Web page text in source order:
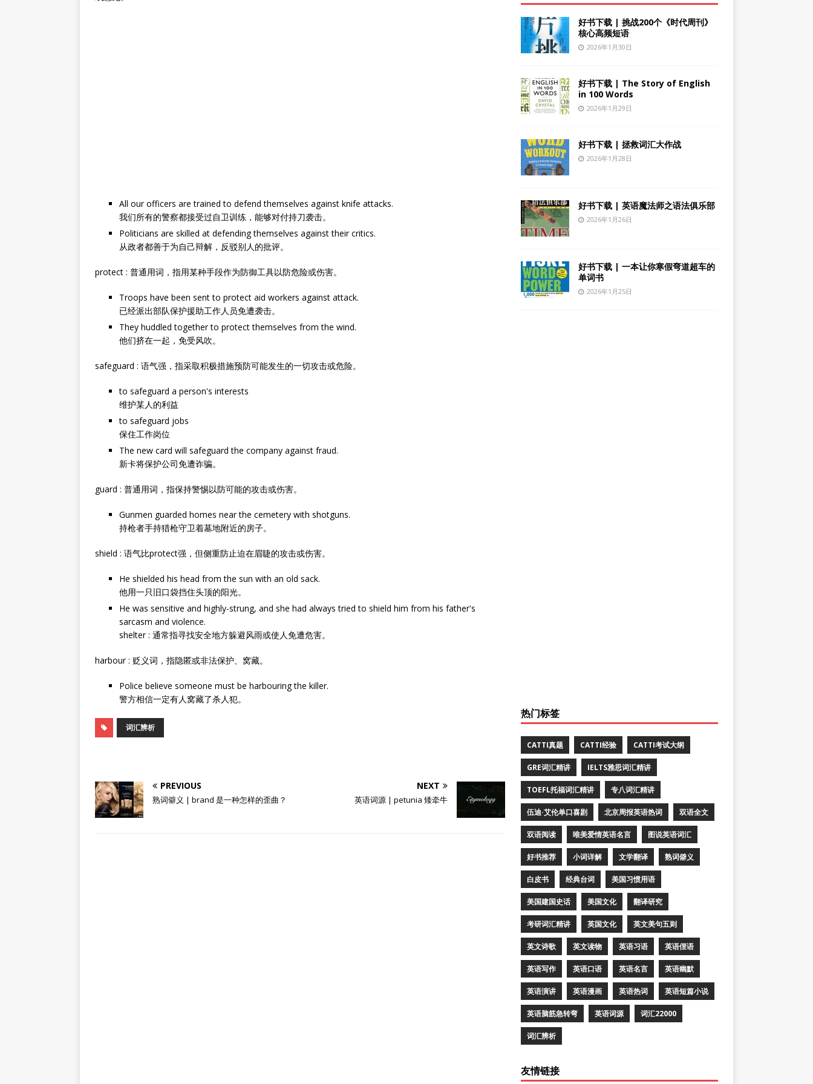
All our officers are trained to defend themselves against knife attacks.
我们所有的警察都接受过自卫训练，能够对付持刀袭击。
Politicians are skilled at defending themselves against their critics.
从政者都善于为自己辩解，反驳别人的批评。
protect : 普通用词，指用某种手段作为防御工具以防危险或伤害。
Troops have been sent to protect aid workers against attack.
已经派出部队保护援助工作人员免遭袭击。
They huddled together to protect themselves from the wind.
他们挤在一起，免受风吹。
safeguard : 语气强，指采取积极措施预防可能发生的一切攻击或危险。
to safeguard a person's interests
维护某人的利益
to safeguard jobs
保住工作岗位
The new card will safeguard the company against fraud.
新卡将保护公司免遭诈骗。
guard : 普通用词，指保持警惕以防可能的攻击或伤害。
Gunmen guarded homes near the cemetery with shotguns.
持枪者手持猎枪守卫着墓地附近的房子。
shield : 语气比protect强，但侧重防止迫在眉睫的攻击或伤害。
He shielded his head from the sun with an old sack.
他用一只旧口袋挡住头顶的阳光。
He was sensitive and highly-strung, and she had always tried to shield him from his father's
sarcasm and violence.
shelter : 通常指寻找安全地方躲避风雨或使人免遭危害。
harbour : 贬义词，指隐匿或非法保护、窝藏。
Police believe someone must be harbouring the killer.
警方相信一定有人窝藏了杀人犯。
词汇辨析
PREVIOUS
熟词僻义 | brand 是一种怎样的歪曲？
NEXT
英语词源 | petunia 矮牵牛
好书下载 | 挑战200个《时代周刊》
核心高频短语
2026年1月30日
好书下载 | The Story of English
in 100 Words
2026年1月29日
好书下载 | 拯救词汇大作战
2026年1月28日
好书下载 | 英语魔法师之语法俱乐部
2026年1月26日
好书下载 | 一本让你寒假弯道超车的
单词书
2026年1月25日
热门标签
CATTI真题 CATTI经验 CATTI考试大纲
GRE词汇精讲 IELTS雅思词汇精讲
TOEFL托福词汇精讲 专八词汇精讲
伍迪·艾伦单口喜剧 北京周报英语热词 双语全文
双语阅读 唯美爱情英语名言 图说英语词汇
好书推荐 小词详解 文学翻译 熟词僻义
白皮书 经典台词 美国习惯用语
美国建国史话 美国文化 翻译研究
考研词汇精讲 英国文化 英文美句五则
英文诗歌 英文读物 英语习语 英语俚语
英语写作 英语口语 英语名言 英语幽默
英语演讲 英语漫画 英语热词 英语短篇小说
英语脑筋急转弯 英语词源 词汇22000
词汇辨析
友情链接